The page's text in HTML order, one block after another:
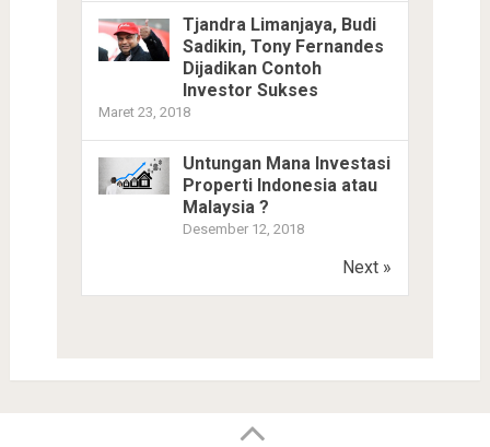
Tjandra Limanjaya, Budi
Sadikin, Tony Fernandes
Dijadikan Contoh
Investor Sukses
Maret 23, 2018
Untungan Mana Investasi
Properti Indonesia atau
Malaysia ?
Desember 12, 2018
Next »